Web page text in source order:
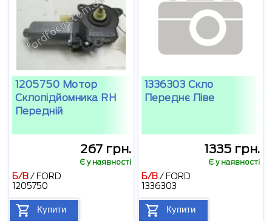
1205750 Мотор
Склопідйомника RH
Передній
267 грн.
Є у наявності
Б/В/ FORD
1205750
Купити
1336303 Скло
Переднє Ліве
1335 грн.
Є у наявності
Б/В/ FORD
1336303
Купити